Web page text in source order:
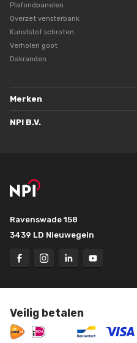
Plafondpanelen
Overzet vensterbank
Kunststof schroten
Verholen goot
Dakranden
Merken
NPI B.V.
Ravenswade 158
3439 LD Nieuwegein
Veilig betalen